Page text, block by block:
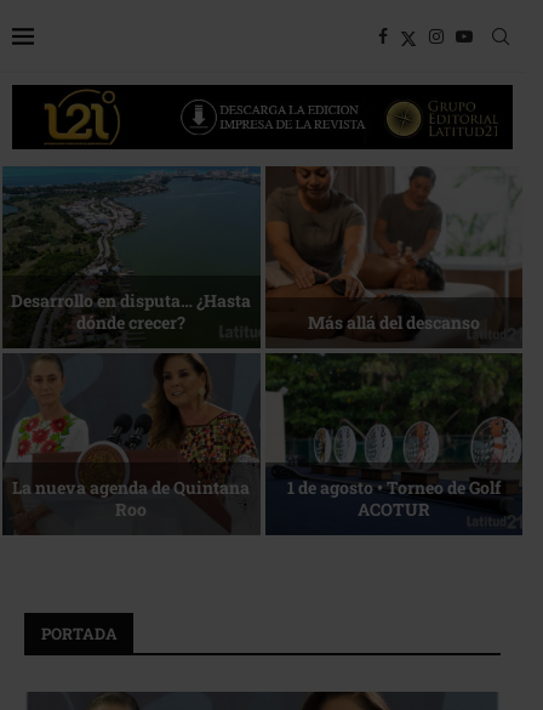
Bottega, un viaje servido a la
mesa
Energía que Impulsa la
competitividad
Reconocimiento de viajeros La esencia del servicio
PORTADA